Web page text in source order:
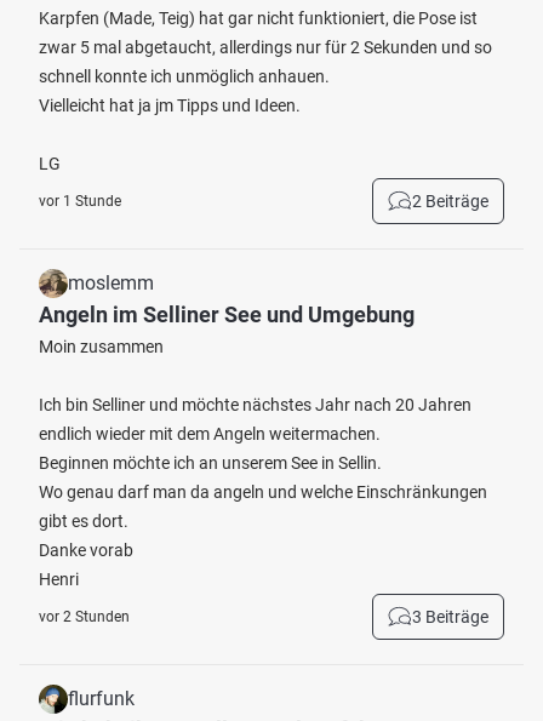
Karpfen (Made, Teig) hat gar nicht funktioniert, die Pose ist
zwar 5 mal abgetaucht, allerdings nur für 2 Sekunden und so
schnell konnte ich unmöglich anhauen.
Vielleicht hat ja jm Tipps und Ideen.
LG
vor 1 Stunde 2 Beiträge
moslemm
Angeln im Selliner See und Umgebung
Moin zusammen
Ich bin Selliner und möchte nächstes Jahr nach 20 Jahren
endlich wieder mit dem Angeln weitermachen.
Beginnen möchte ich an unserem See in Sellin.
Wo genau darf man da angeln und welche Einschränkungen
gibt es dort.
Danke vorab
Henri
vor 2 Stunden 3 Beiträge
flurfunk